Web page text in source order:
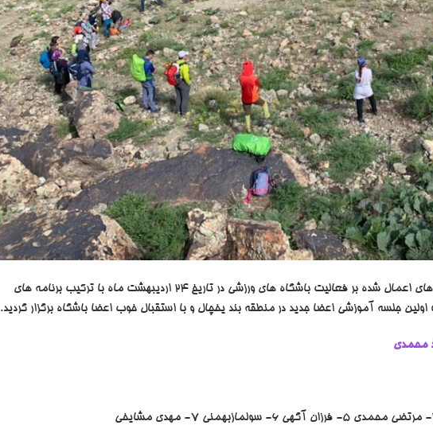
گردهمایی بهار 1400 با تاخیری یک ماه به دلیل محدودیت های اعمال شده بر فعالیت باشگاه های ورزشی در تاریخ 24 اردیبهشت ماه با ترکیب برنامه های
جلسه آموزشی اعضا جدید در منطقه بند یخچال و با استقبال خوب اعضا باشگاه برگزار گردید.
محمدی